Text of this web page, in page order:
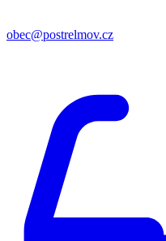
obec@postrelmov.cz